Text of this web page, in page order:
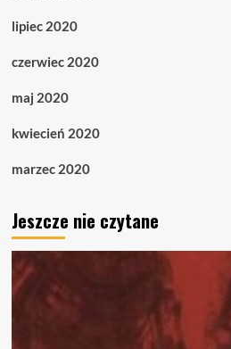
lipiec 2020
czerwiec 2020
maj 2020
kwiecień 2020
marzec 2020
Jeszcze nie czytane